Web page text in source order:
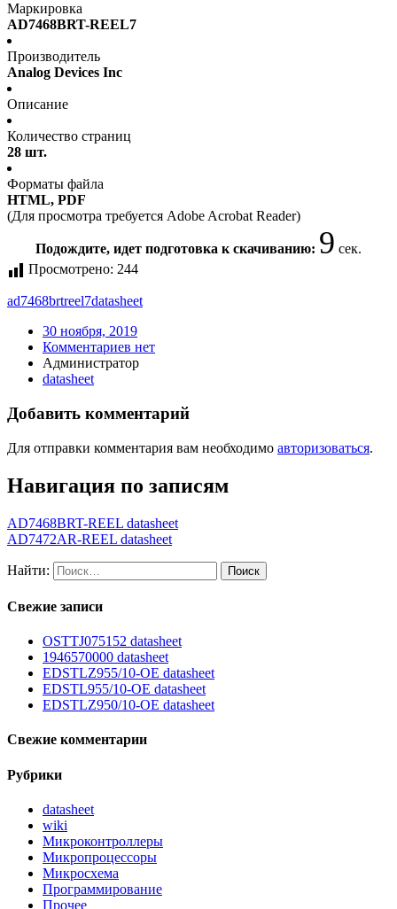
Маркировка
AD7468BRT-REEL7
Производитель
Analog Devices Inc
Описание
Количество страниц
28 шт.
Форматы файла
HTML, PDF
(Для просмотра требуется Adobe Acrobat Reader)
Подождите, идет подготовка к скачиванию: 9 сек.
Просмотрено: 244
ad7468brtreel7datasheet
30 ноября, 2019
Комментариев нет
Администратор
datasheet
Добавить комментарий
Для отправки комментария вам необходимо авторизоваться.
Навигация по записям
AD7468BRT-REEL datasheet
AD7472AR-REEL datasheet
Найти:
Свежие записи
OSTTJ075152 datasheet
1946570000 datasheet
EDSTLZ955/10-OE datasheet
EDSTL955/10-OE datasheet
EDSTLZ950/10-OE datasheet
Свежие комментарии
Рубрики
datasheet
wiki
Микроконтроллеры
Микропроцессоры
Микросхема
Программирование
Прочее